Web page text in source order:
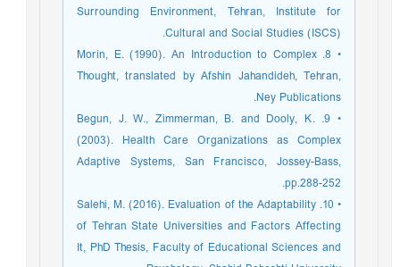
Surrounding Environment, Tehran, Institute for
Cultural and Social Studies (ISCS).
• 8. Morin, E. (1990). An Introduction to Complex
Thought, translated by Afshin Jahandideh, Tehran,
Ney Publications.
• 9. Begun, J. W., Zimmerman, B. and Dooly, K.
(2003). Health Care Organizations as Complex
Adaptive Systems, San Francisco, Jossey-Bass,
pp.288-252.
• 10. Salehi, M. (2016). Evaluation of the Adaptability
of Tehran State Universities and Factors Affecting
It, PhD Thesis, Faculty of Educational Sciences and